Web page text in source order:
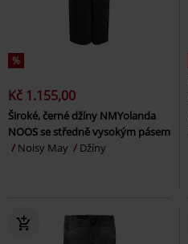
%
Kč 1.155,00
Široké, černé džíny NMYolanda
NOOS se středně vysokým pásem
Noisy May
Džíny